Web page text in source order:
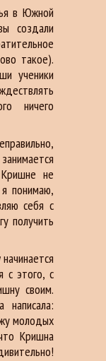
в Южной
создали
такое).
ученики
ничего
не
понимаю,
себя с
получить
начинается
с этого, с
своим.
молодых
Кришна